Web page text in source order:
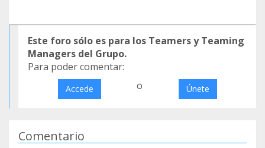
Este foro sólo es para los Teamers y Teaming
Managers del Grupo.
Para poder comentar:
Accede o Únete
Comentario